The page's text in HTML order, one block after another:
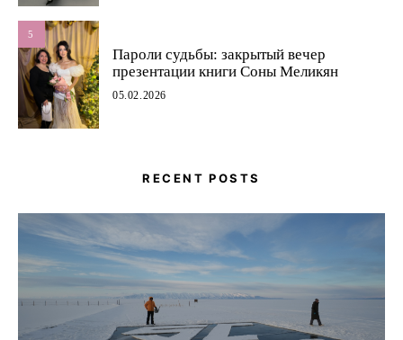
5
Пароли судьбы: закрытый вечер
презентации книги Соны Меликян
05.02.2026
RECENT POSTS